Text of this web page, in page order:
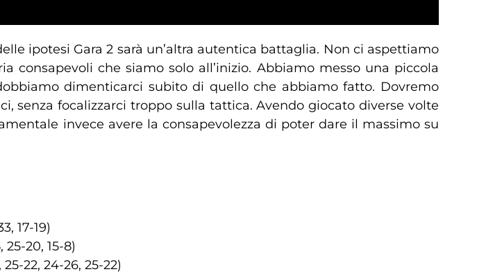
ipotesi Gara 2 sarà un’altra autentica battaglia. Non ci aspettiamo
consapevoli che siamo solo all’inizio. Abbiamo messo una piccola
dimenticarci subito di quello che abbiamo fatto. Dovremo
senza focalizzarci troppo sulla tattica. Avendo giocato diverse volte
invece avere la consapevolezza di poter dare il massimo su
17-19)
20, 15-8)
22, 24-26, 25-22)